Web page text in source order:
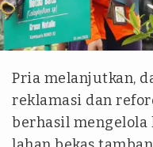
istimewa
Pria melanjutkan,
reklamasi dan
berhasil mengelola